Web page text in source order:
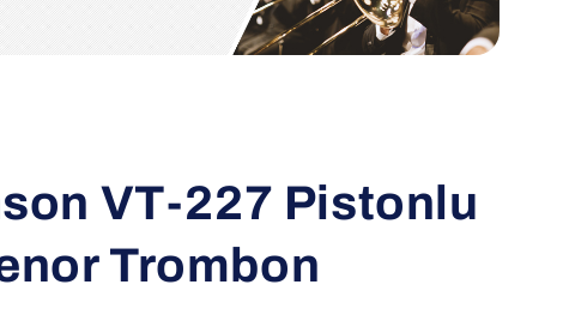
VT-227 Pistonlu
Trombon